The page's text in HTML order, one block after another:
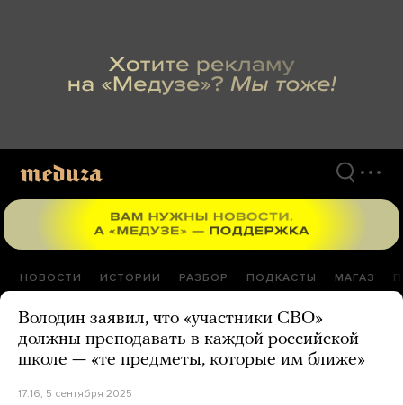
НОВОСТИ ИСТОРИИ РАЗБОР ПОДКАСТЫ МАГАЗ
Володин заявил, что «участники СВО»
должны преподавать в каждой российской
школе — «те предметы, которые им ближе»
17:16, 5 сентября 2025